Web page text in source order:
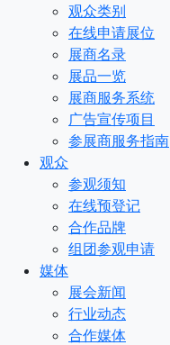
观众类别
在线申请展位
展商名录
展品一览
展商服务系统
广告宣传项目
参展商服务指南
观众
参观须知
在线预登记
合作品牌
组团参观申请
媒体
展会新闻
行业动态
合作媒体